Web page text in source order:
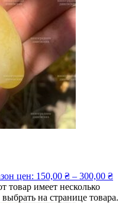
цен: 150,00 ₴ – 300,00 ₴
товар имеет несколько
на странице товара.